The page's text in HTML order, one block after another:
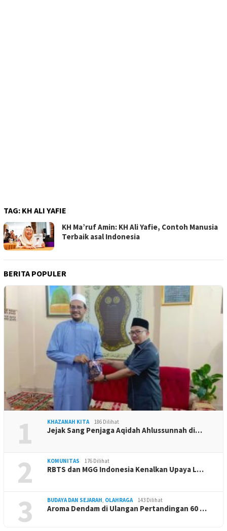
TAG: KH ALI YAFIE
KH Ma’ruf Amin: KH Ali Yafie, Contoh Manusia
Terbaik asal Indonesia
BERITA POPULER
1 KHAZANAH KITA 186 Dilihat
Jejak Sang Penjaga Aqidah Ahlussunnah di…
2 KOMUNITAS 176 Dilihat
RBTS dan MGG Indonesia Kenalkan Upaya L…
3 BUDAYA DAN SEJARAH, OLAHRAGA 143 Dilihat
Aroma Dendam di Ulangan Pertandingan 60 …